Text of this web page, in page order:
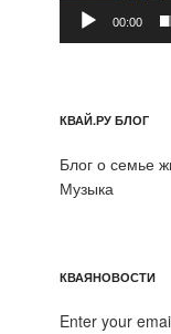
00:00
КВАЙ.РУ БЛОГ
Блог о семье
Музыка
КВАЯНОВОСТИ
Enter your